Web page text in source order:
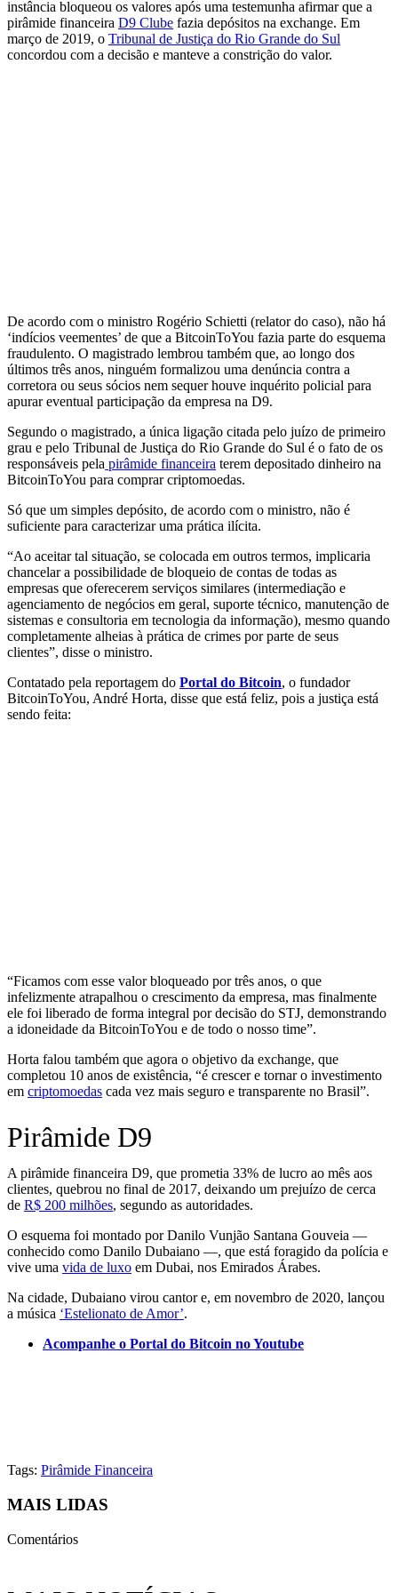
instância bloqueou os valores após uma testemunha afirmar que a
pirâmide financeira D9 Clube fazia depósitos na exchange. Em
março de 2019, o Tribunal de Justiça do Rio Grande do Sul
concordou com a decisão e manteve a constrição do valor.
De acordo com o ministro Rogério Schietti (relator do caso), não há
‘indícios veementes’ de que a BitcoinToYou fazia parte do esquema
fraudulento. O magistrado lembrou também que, ao longo dos
últimos três anos, ninguém formalizou uma denúncia contra a
corretora ou seus sócios nem sequer houve inquérito policial para
apurar eventual participação da empresa na D9.
Segundo o magistrado, a única ligação citada pelo juízo de primeiro
grau e pelo Tribunal de Justiça do Rio Grande do Sul é o fato de os
responsáveis pela pirâmide financeira terem depositado dinheiro na
BitcoinToYou para comprar criptomoedas.
Só que um simples depósito, de acordo com o ministro, não é
suficiente para caracterizar uma prática ilícita.
“Ao aceitar tal situação, se colocada em outros termos, implicaria
chancelar a possibilidade de bloqueio de contas de todas as
empresas que oferecerem serviços similares (intermediação e
agenciamento de negócios em geral, suporte técnico, manutenção de
sistemas e consultoria em tecnologia da informação), mesmo quando
completamente alheias à prática de crimes por parte de seus
clientes”, disse o ministro.
Contatado pela reportagem do Portal do Bitcoin, o fundador
BitcoinToYou, André Horta, disse que está feliz, pois a justiça está
sendo feita:
“Ficamos com esse valor bloqueado por três anos, o que
infelizmente atrapalhou o crescimento da empresa, mas finalmente
ele foi liberado de forma integral por decisão do STJ, demonstrando
a idoneidade da BitcoinToYou e de todo o nosso time”.
Horta falou também que agora o objetivo da exchange, que
completou 10 anos de existência, “é crescer e tornar o investimento
em criptomoedas cada vez mais seguro e transparente no Brasil”.
Pirâmide D9
A pirâmide financeira D9, que prometia 33% de lucro ao mês aos
clientes, quebrou no final de 2017, deixando um prejuízo de cerca
de R$ 200 milhões, segundo as autoridades.
O esquema foi montado por Danilo Vunjão Santana Gouveia —
conhecido como Danilo Dubaiano —, que está foragido da polícia e
vive uma vida de luxo em Dubai, nos Emirados Árabes.
Na cidade, Dubaiano virou cantor e, em novembro de 2020, lançou
a música ‘Estelionato de Amor’.
Acompanhe o Portal do Bitcoin no Youtube
Tags: Pirâmide Financeira
MAIS LIDAS
Comentários